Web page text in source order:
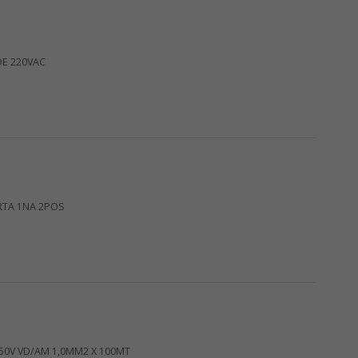
220VAC
1NA 2POS
VD/AM 1,0MM2 X 100MT